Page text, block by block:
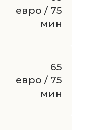
евро / 75
мин
65
евро / 75
мин